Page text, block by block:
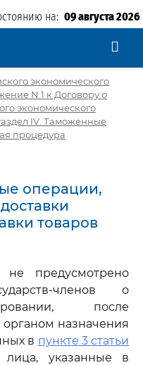
на: 09 августа 2026
экономического
N 1 к Договору о
экономического
IV. Таможенные
процедура
операции,
товаров
предусмотрено
членов о
после
назначения
в пункте 3 статьи
лица, указанные в